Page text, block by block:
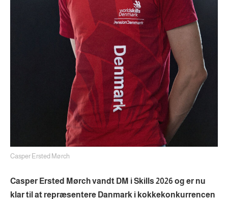
Casper Ersted Mørch
Casper Ersted Mørch vandt DM i Skills 2026 og er nu
klar til at repræsentere Danmark i kokkekonkurrencen